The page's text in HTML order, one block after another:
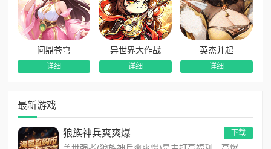
抵现，轻松签约詹杜库等顶级巨星。开局SSR巨星无门槛自
选，库里、詹姆斯、杜兰特等现役传奇随心挑选，豪华阵容开
局即成。开服千抽狂欢免费送1000抽招募券，球员市场无限抽
取，SSR与UR球星拿到手软。七日登录每日送重磅好礼，第七
天直接免费领取传奇球星，战力瞬间飙升。
了一条完整的篮球晋升之路。海量福利全程护航，日常任务、
赛季挑战、全民活动福利不停，零氪也能畅爽体验，轻松集齐
顶级阵容登顶联赛榜首。现在就下载美职篮绝对巨星，开启你
的专属传奇篮球之路，亲手缔造属于你的不败王朝！
最新游戏
狼族神兵爽爽爆 下载
问鼎苍穹
详细
异世界大作战
详细
英杰并起
详细